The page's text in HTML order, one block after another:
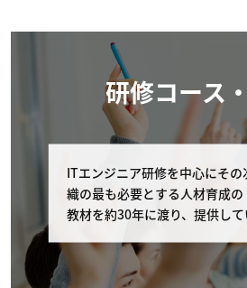
■第6条 (お客様によるキャン
お客様が弊社に申し込んだコースの
弊社への連絡 コース開催初日
に、弊社の窓口（電話番号：
0-17:00）へコースの申し込み
出るものとします。 但し、個
研修コース
ITエンジニア研修を中心にその
織の最も必要とする人材育成
教材を約30年に渡り、提供して